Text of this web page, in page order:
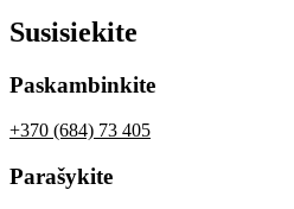
Susisiekite
Paskambinkite
+370 (684) 73 405
Parašykite